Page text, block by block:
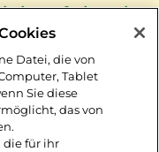
auf ein mit
setzen und
Ober-/
oder im
garen,
Datei, die von
Tablet
Sie diese
das von
die für ihr